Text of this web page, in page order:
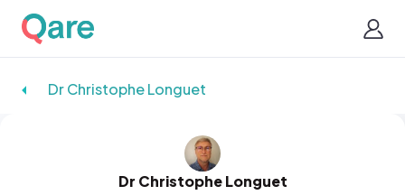
Dr Christophe Longuet
Dr Christophe Longuet